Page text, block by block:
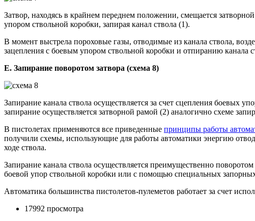
Затвор, находясь в крайнем переднем положении, смещается
упором ствольной коробки, запирая канал ствола (1).
В момент выстрела пороховые газы, отводимые из канала ствола,
зацепления с боевым упором ствольной коробки и отпиранию канала
Е. Запирание поворотом затвора (схема 8)
Запирание канала ствола осуществляется за счет сцепления боевых
запирание осуществляется затворной рамой (2) аналогично схеме
В пистолетах применяются все приведенные принципы работы
получили схемы, использующие для работы автоматики энергию
ходе ствола.
Запирание канала ствола осуществляется преимущественно
боевой упор ствольной коробки или с помощью специальных
Автоматика большинства пистолетов-пулеметов работает за счет
17992 просмотра